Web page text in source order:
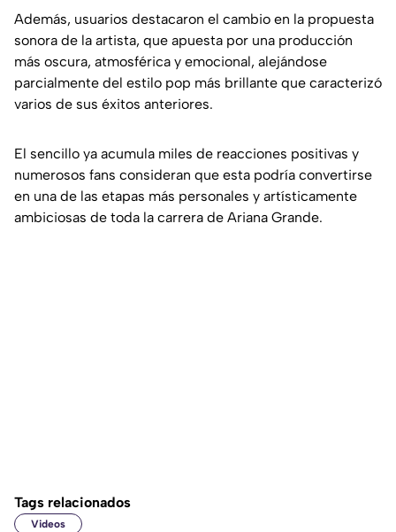
Además, usuarios destacaron el cambio en la propuesta
sonora de la artista, que apuesta por una producción
más oscura, atmosférica y emocional, alejándose
parcialmente del estilo pop más brillante que caracterizó
varios de sus éxitos anteriores.
El sencillo ya acumula miles de reacciones positivas y
numerosos fans consideran que esta podría convertirse
en una de las etapas más personales y artísticamente
ambiciosas de toda la carrera de Ariana Grande.
Tags relacionados
Videos